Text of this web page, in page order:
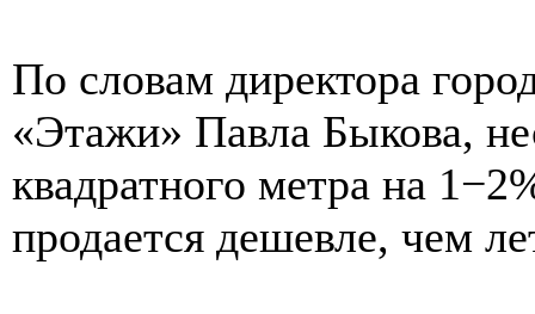
По словам директора
«Этажи» Павла Быкова,
квадратного метра на
продается дешевле, чем